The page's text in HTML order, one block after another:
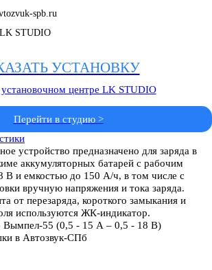
spb.ru
STUDIO
УСТАНОВКУ
центре LK STUDIO
Перейти в студию >
устройство предназначено для заряда в
аккумуляторных батарей с рабочим
В и емкостью до 150 А/ч, в том числе с
вручную напряжения и тока заряда.
от перезаряда, короткого замыкания и
используются ЖК-индикатор.
Вымпел-55 (0,5 - 15 А – 0,5 - 18 В)
в Автозвук-СПб